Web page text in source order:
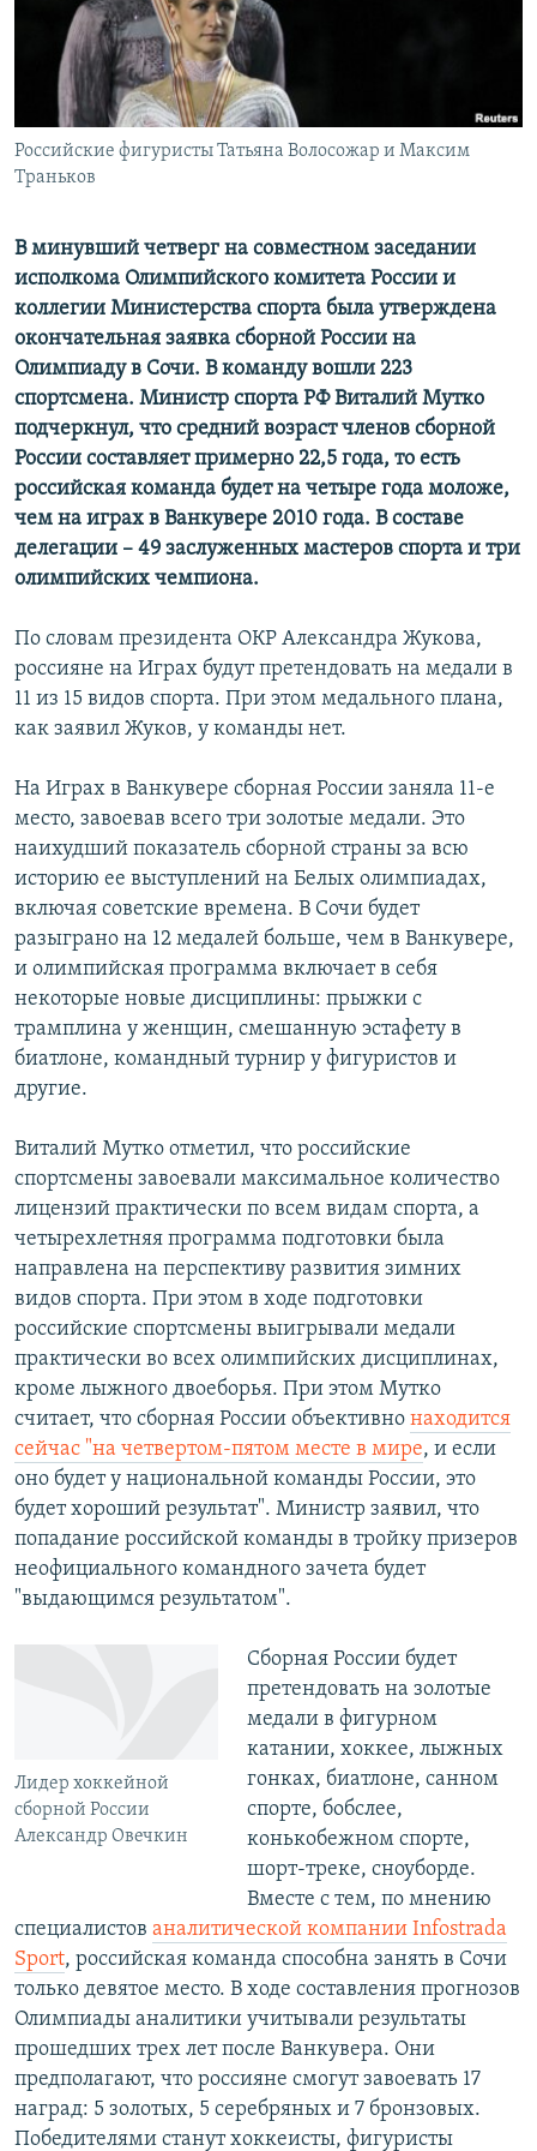
РАСПИСАНИЕ ВЕЩАНИЯ
ПОДПИШИТЕСЬ НА РАССЫЛКУ
СОЦИАЛЬНЫЕ СЕТИ
Российские фигуристы Татьяна Волосожар и Максим
Траньков
В минувший четверг на совместном заседании
исполкома Олимпийского комитета России и
коллегии Министерства спорта была утверждена
окончательная заявка сборной России на
Олимпиаду в Сочи. В команду вошли 223
спортсмена. Министр спорта РФ Виталий Мутко
подчеркнул, что средний возраст членов сборной
России составляет примерно 22,5 года, то есть
российская команда будет на четыре года моложе,
чем на играх в Ванкувере 2010 года. В составе
делегации – 49 заслуженных мастеров спорта и три
олимпийских чемпиона.
По словам президента ОКР Александра Жукова,
россияне на Играх будут претендовать на медали в
11 из 15 видов спорта. При этом медального плана,
как заявил Жуков, у команды нет.
На Играх в Ванкувере сборная России заняла 11-е
место, завоевав всего три золотые медали. Это
наихудший показатель сборной страны за всю
историю ее выступлений на Белых олимпиадах,
включая советские времена. В Сочи будет
разыграно на 12 медалей больше, чем в Ванкувере,
и олимпийская программа включает в себя
некоторые новые дисциплины: прыжки с
трамплина у женщин, смешанную эстафету в
биатлоне, командный турнир у фигуристов и
другие.
Виталий Мутко отметил, что российские
спортсмены завоевали максимальное количество
лицензий практически по всем видам спорта, а
четырехлетняя программа подготовки была
направлена на перспективу развития зимних
видов спорта. При этом в ходе подготовки
российские спортсмены выигрывали медали
практически во всех олимпийских дисциплинах,
кроме лыжного двоеборья. При этом Мутко
считает, что сборная России объективно находится
сейчас "на четвертом-пятом месте в мире, и если
оно будет у национальной команды России, это
будет хороший результат". Министр заявил, что
попадание российской команды в тройку призеров
неофициального командного зачета будет
"выдающимся результатом".
Лидер хоккейной
сборной России
Александр Овечкин
Сборная России будет
претендовать на золотые
медали в фигурном
катании, хоккее, лыжных
гонках, биатлоне, санном
спорте, бобслее,
конькобежном спорте,
шорт-треке, сноуборде.
Вместе с тем, по мнению
специалистов аналитической компании Infostrada
Sport, российская команда способна занять в Сочи
только девятое место. В ходе составления прогнозов
Олимпиады аналитики учитывали результаты
прошедших трех лет после Ванкувера. Они
предполагают, что россияне смогут завоевать 17
наград: 5 золотых, 5 серебряных и 7 бронзовых.
Победителями станут хоккеисты, фигуристы